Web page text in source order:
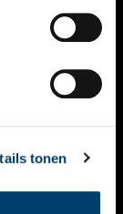
tonen